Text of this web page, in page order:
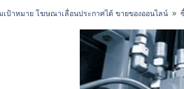
ป้าหมาย โฆษณาเลื่อนประกาศได้ ขายของออนไลน์ »